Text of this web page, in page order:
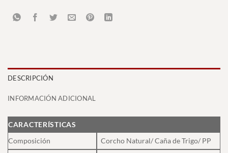
DESCRIPCIÓN
INFORMACIÓN ADICIONAL
CARACTERÍSTICAS
Composición
Corcho Natural/ Caña de Trigo/ PP